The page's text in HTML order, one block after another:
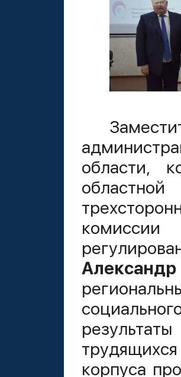
области,
областной
корпуса